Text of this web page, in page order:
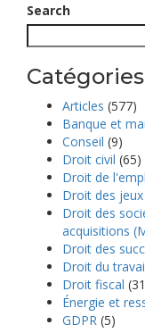
Search
Catégories
Articles (577)
Banque et
Conseil (9)
Droit civil (65)
Droit de
Droit des
Droit des
acquisitions
Droit des
Droit du
Droit fiscal
Énergie et
GDPR (5)